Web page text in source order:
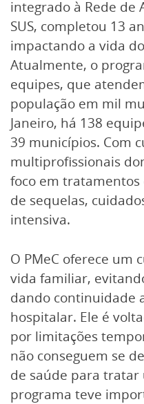
integrado à Rede de
SUS, completou 13
impactando a vida
Atualmente, o
equipes, que
população em mil
Janeiro, há 138
39 municípios. Com
multiprofissionais
foco em tratamentos
de sequelas,
intensiva.
O PMeC oferece um
vida familiar,
dando continuidade
hospitalar. Ele é
por limitações
não conseguem se
de saúde para tratar
programa teve